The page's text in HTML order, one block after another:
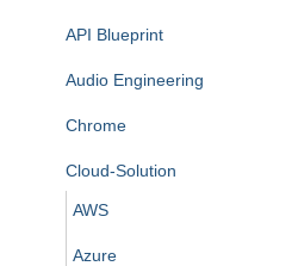
API Blueprint
Audio Engineering
Chrome
Cloud-Solution
AWS
Azure